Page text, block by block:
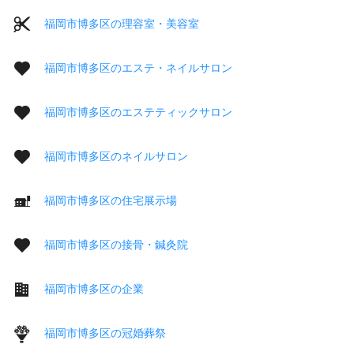
福岡市博多区の理容室・美容室
福岡市博多区のエステ・ネイルサロン
福岡市博多区のエステティックサロン
福岡市博多区のネイルサロン
福岡市博多区の住宅展示場
福岡市博多区の接骨・鍼灸院
福岡市博多区の企業
福岡市博多区の冠婚葬祭